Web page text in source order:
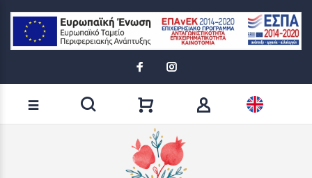
Αναζήτηση προϊόντων